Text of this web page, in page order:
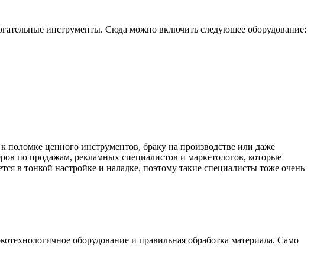
инструменты. Сюда можно включить следующее оборудование:
ценного инструментов, браку на производстве или даже
по продажам, рекламных специалистов и маркетологов, которые
в тонкой настройке и наладке, поэтому такие специалисты тоже очень
оборудование и правильная обработка материала. Само